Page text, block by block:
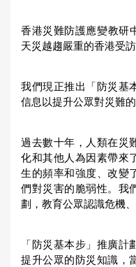
香港災難防護應變教研
天災越趨嚴重的香港受
我們現正推出「防災基
信息以提升公眾對災難的
過去數十年，人類在災
化和其他人為因素帶來
生的頻率和強度、改變
們對災害的脆弱性。我
劃，教育公眾認識危機
「防災基本步」推廣計
提升公眾的防災知識，